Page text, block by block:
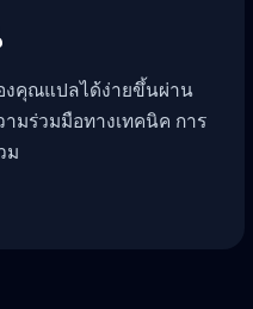
งคุณแปลได้ง่ายขึ้นผ่าน
ามร่วมมือทางเทคนิค การ
ม